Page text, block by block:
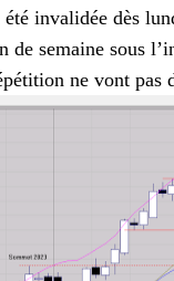
invalidée dès
de semaine sous
ne vont pas